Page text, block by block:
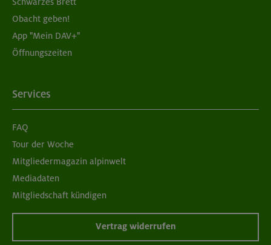
Obacht geben!
App "Mein DAV+"
Öffnungszeiten
Services
FAQ
Tour der Woche
Mitgliedermagazin alpinwelt
Mediadaten
Mitgliedschaft kündigen
Vertrag widerrufen